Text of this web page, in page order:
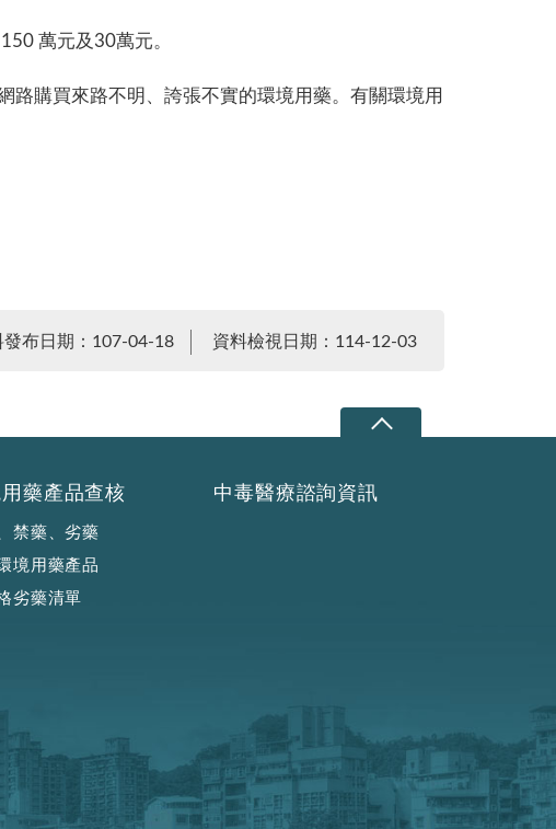
萬元及30萬元。
購買來路不明、誇張不實的環境用藥。有關環境用
發布日期：107-04-18 資料檢視日期：114-12-03
藥產品查核
禁藥、劣藥
境用藥產品
劣藥清單
中毒醫療諮詢資訊